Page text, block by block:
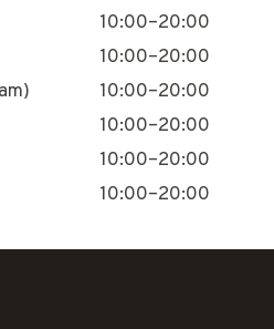
10:00–20:00
10:00–20:00
10:00–20:00
10:00–20:00
10:00–20:00
10:00–20:00